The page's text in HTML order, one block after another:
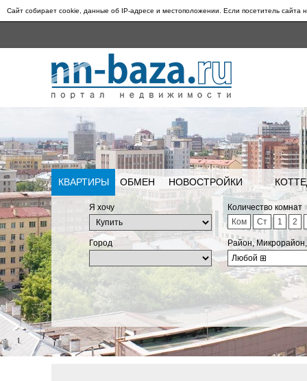
Сайт собирает cookie, данные об IP-адресе и местоположении. Если посетитель сайта
КВАРТИРЫ ОБМЕН НОВОСТРОЙКИ
Я хочу
Количество комнат
Ком
Ст 1 2
Город
Район,
Любой ⊞